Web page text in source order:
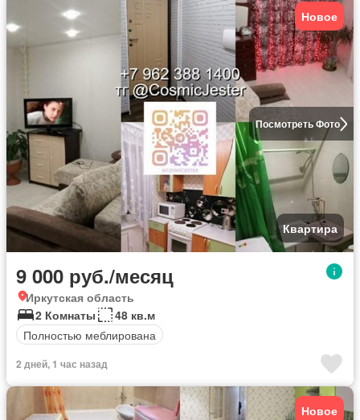
Посмотреть Фото
Новое
Квартира
9 000 руб./месяц
Иркутская область
2 Комнаты
48 кв.м
Полностью меблирована
2 дней, 1 час назад
Новое